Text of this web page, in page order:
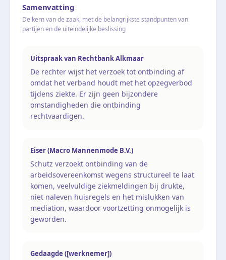
Samenvatting
De kern van de zaak, met de belangrijkste standpunten van
partijen en de uiteindelijke beslissing
Uitspraak van Rechtbank Alkmaar
De rechter wijst het verzoek tot ontbinding af
omdat het verband houdt met het opzegverbod
tijdens ziekte. Er zijn geen bijzondere
omstandigheden die ontbinding
rechtvaardigen.
Eiser (Macro Mannenmode B.V.)
Schutz verzoekt ontbinding van de
arbeidsovereenkomst wegens structureel te laat
komen, veelvuldige ziekmeldingen bij drukte,
niet naleven huisregels en het mislukken van
mediation, waardoor voortzetting onmogelijk is
geworden.
Gedaagde ([werknemer])